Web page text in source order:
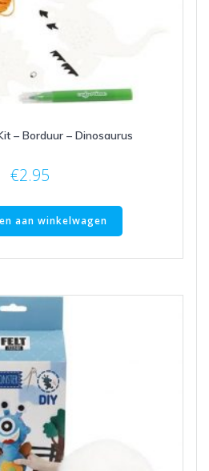
– Borduur – Dinosaurus
€2.95
aan winkelwagen